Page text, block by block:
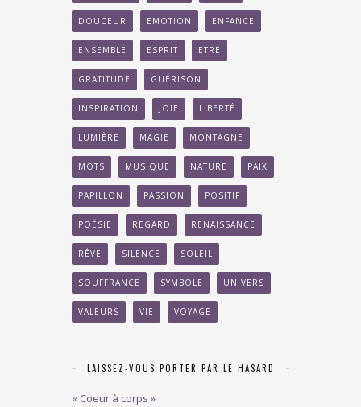
DOUCEUR EMOTION ENFANCE
ENSEMBLE ESPRIT ETRE
GRATITUDE GUÉRISON
INSPIRATION JOIE LIBERTÉ
LUMIÈRE MAGIE MONTAGNE
MOTS MUSIQUE NATURE PAIX
PAPILLON PASSION POSITIF
POÉSIE REGARD RENAISSANCE
RÊVE SILENCE SOLEIL
SOUFFRANCE SYMBOLE UNIVERS
VALEURS VIE VOYAGE
LAISSEZ-VOUS PORTER PAR LE HASARD
« Coeur à corps »